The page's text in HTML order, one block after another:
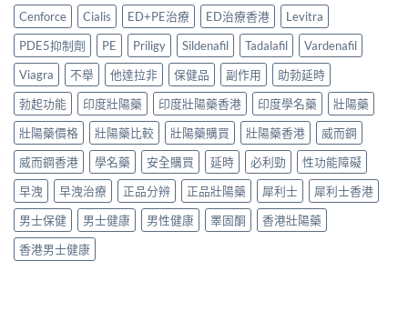
比
較
與
用
心
得
2026〉
中
實
經
驗
與
全
服
用
指
南〉
中
2026
香
港
副
必
利
勁
比
較
＋
購
買
貼
士〉
中
陽
藥
推
薦：
香
港
5
款
中
藥
配
方
壯
陽
產
品
邊
Cenforce Cialis ED+PE治療 ED治療香港
Levitra
PDE5抑制劑
PE Priligy Sildenafil Tadalafil
Vardenafil
Viagra
不舉 他達拉非 保健品 副作用
助勃延時
勃起功能
印度壯陽藥 印度壯陽藥香港 印度學名藥
壯陽藥
壯陽藥價格
壯陽藥比較 壯陽藥購買 壯陽藥香港
威而鋼
威而鋼香港
學名藥 安全購買 延時 必利勁
性功能障礙
早洩
早洩治療 正品分辨 正品壯陽藥 犀利士
犀利士香港
男士保健
男士健康 男性健康 睪固酮
香港壯陽藥
香港男士健康